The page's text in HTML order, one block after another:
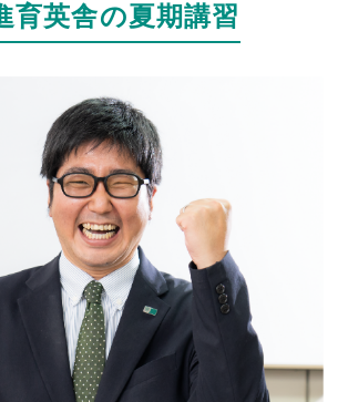
育英舎の夏期講習